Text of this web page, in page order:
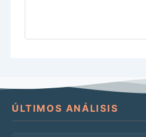
ÚLTIMOS ANÁLISIS